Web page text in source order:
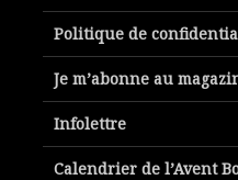
Politique de
Je m’abonne au
Infolettre
Calendrier de l’Avent